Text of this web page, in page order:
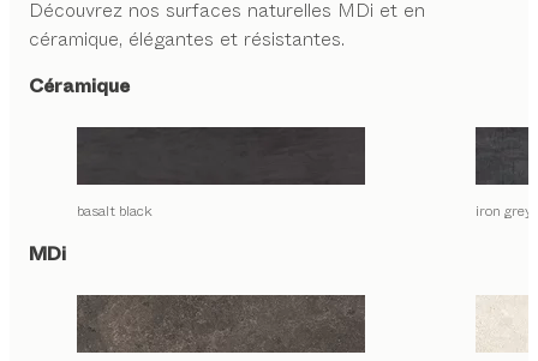
Découvrez nos surfaces naturelles MDi et en
céramique, élégantes et résistantes.
Céramique
basalt black iron grey
MDi